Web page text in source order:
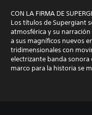
CON LA FIRMA DE
Los títulos de Supergiant
atmosférica y su
a sus magníficos nuevos
tridimensionales con
electrizante banda
marco para la historia se